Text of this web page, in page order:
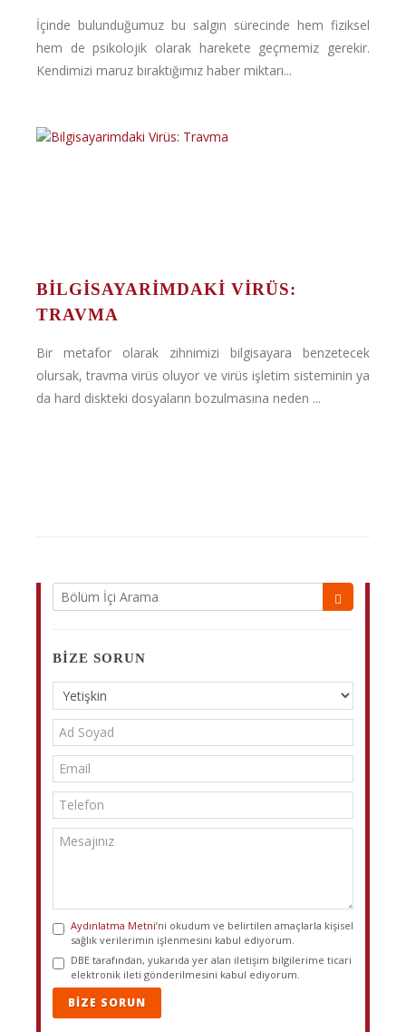
İçinde bulunduğumuz bu salgın sürecinde hem fiziksel
hem de psikolojik olarak harekete geçmemiz gerekir.
Kendimizi maruz bıraktığımız haber miktarı...
BILGISAYARIMDAKI VIRÜS:
TRAVMA
Bir metafor olarak zihnimizi bilgisayara benzetecek
olursak, travma virüs oluyor ve virüs işletim sisteminin ya
da hard diskteki dosyaların bozulmasına neden ...
BIZE SORUN
Aydınlatma Metni’ni okudum ve belirtilen amaçlarla kişisel
sağlık verilerimin işlenmesini kabul ediyorum.
DBE tarafından, yukarıda yer alan iletişim bilgilerime ticari
elektronik ileti gönderilmesini kabul ediyorum.
BIZE SORUN